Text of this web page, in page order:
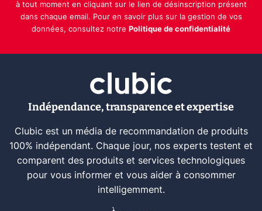
à tout moment en cliquant sur le lien de désinscription présent
dans chaque email. Pour en savoir plus sur la gestion de vos
données, consultez notre Politique de confidentialité
Indépendance, transparence et expertise
Clubic est un média de recommandation de produits
100% indépendant. Chaque jour, nos experts testent et
comparent des produits et services technologiques
pour vous informer et vous aider à consommer
intelligemment.